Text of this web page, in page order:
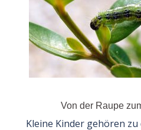
Von der Raupe
Kleine Kinder gehören